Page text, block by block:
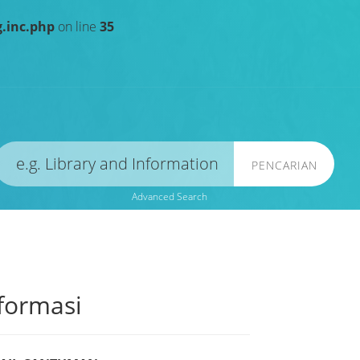
on line 35
PENCARIAN
Advanced Search